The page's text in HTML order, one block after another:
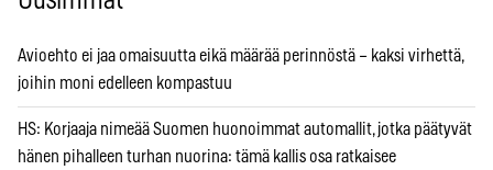
Avioehto ei jaa omaisuutta eikä määrää perinnöstä – kaksi virhettä,
joihin moni edelleen kompastuu
HS: Korjaaja nimeää Suomen huonoimmat automallit, jotka päätyvät
hänen pihalleen turhan nuorina: tämä kallis osa ratkaisee